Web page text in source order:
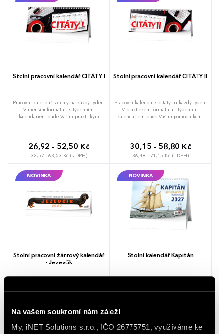
Na vašem soukromí nám záleží
My, iNET Solutions s.r.o., IČO 26775751, využíváme ke
Stolní pracovní kalendář CITÁTY I
Pracovní kalendář s citáty na každý týden.
V menším formátu a s týdenním
kalendáriem bude Vašim praktickým
26,92 - 52,50 Kč
32,57 - 63,53 Kč (s DPH)
Stolní pracovní kalendář CITÁTY II
Pracovní kalendář s citáty na každý týden.
V praktickém formátu a s týdenním
kalendáriem bude Vašim pomocníkem.
30,15 - 58,80 Kč
36,48 - 71,15 Kč (s DPH)
NOVINKA
Stolní pracovní žánrový kalendář
- Jezevčík
48,46 - 94,50 Kč
NOVINKA
Stolní kalendář Kapitán
29,62 - 57,75 Kč